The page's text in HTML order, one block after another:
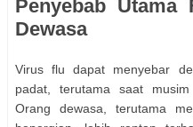
Penyebab
Dewasa
Virus flu dapat menyebar
padat, terutama saat
Orang dewasa, terutama